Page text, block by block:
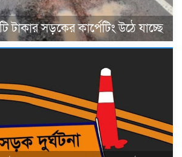
টাকার সড়কের কার্পেটিং উঠে যাচ্ছে